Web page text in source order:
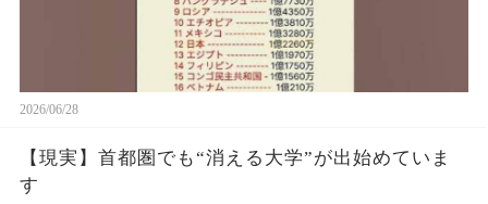
2026/06/28
【現実】首都圏でも“消える大学”が出始めていま
す